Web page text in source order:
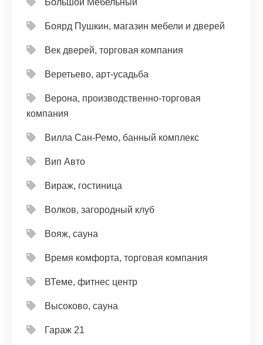
Большой Мебельный
Боярд Пушкин, магазин мебели и дверей
Век дверей, торговая компания
Веретьево, арт-усадьба
Верона, производственно-торговая
компания
Вилла Сан-Ремо, банный комплекс
Вип Авто
Вираж, гостиница
Волков, загородный клуб
Вояж, сауна
Время комфорта, торговая компания
ВТеме, фитнес центр
Высоково, сауна
Гараж 21